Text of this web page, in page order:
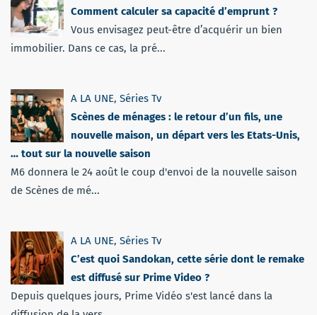
Comment calculer sa capacité d’emprunt ?
Vous envisagez peut-être d’acquérir un bien
immobilier. Dans ce cas, la pré...
A LA UNE, Séries Tv
Scènes de ménages : le retour d’un fils, une
nouvelle maison, un départ vers les Etats-Unis,
… tout sur la nouvelle saison
M6 donnera le 24 août le coup d'envoi de la nouvelle saison
de Scènes de mé...
A LA UNE, Séries Tv
C’est quoi Sandokan, cette série dont le remake
est diffusé sur Prime Video ?
Depuis quelques jours, Prime Vidéo s'est lancé dans la